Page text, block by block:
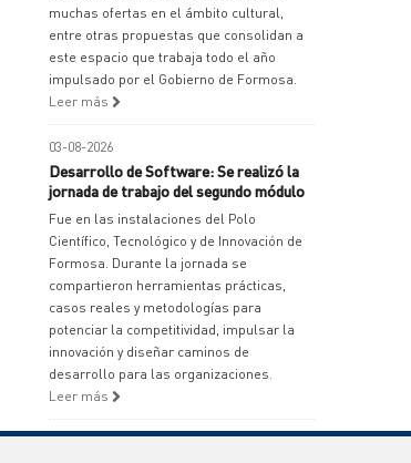
muchas ofertas en el ámbito cultural,
entre otras propuestas que consolidan a
este espacio que trabaja todo el año
impulsado por el Gobierno de Formosa.
Leer más
03-08-2026
Desarrollo de Software: Se realizó la
jornada de trabajo del segundo módulo
Fue en las instalaciones del Polo
Científico, Tecnológico y de Innovación de
Formosa. Durante la jornada se
compartieron herramientas prácticas,
casos reales y metodologías para
potenciar la competitividad, impulsar la
innovación y diseñar caminos de
desarrollo para las organizaciones.
Leer más